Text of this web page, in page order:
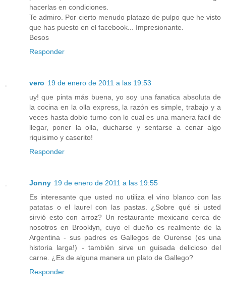
hacerlas en condiciones.
Te admiro. Por cierto menudo platazo de pulpo que he visto
que has puesto en el facebook... Impresionante.
Besos
Responder
vero 19 de enero de 2011 a las 19:53
uy! que pinta más buena, yo soy una fanatica absoluta de
la cocina en la olla express, la razón es simple, trabajo y a
veces hasta doblo turno con lo cual es una manera facil de
llegar, poner la olla, ducharse y sentarse a cenar algo
riquisimo y caserito!
Responder
Jonny 19 de enero de 2011 a las 19:55
Es interesante que usted no utiliza el vino blanco con las
patatas o el laurel con las pastas. ¿Sobre qué si usted
sirvió esto con arroz? Un restaurante mexicano cerca de
nosotros en Brooklyn, cuyo el dueño es realmente de la
Argentina - sus padres es Gallegos de Ourense (es una
historia larga!) - también sirve un guisada delicioso del
carne. ¿Es de alguna manera un plato de Gallego?
Responder